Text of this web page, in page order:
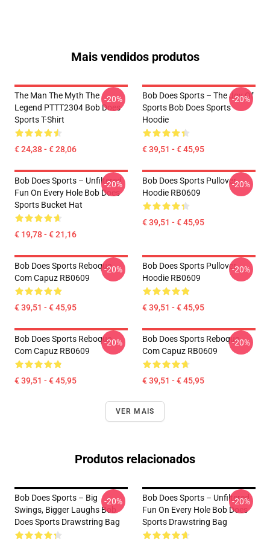
Mais vendidos produtos
The Man The Myth The
Legend PTTT2304 Bob Does
Sports T-Shirt
€ 24,38 - € 28,06
-20%
Bob Does Sports – The Joy Of
Sports Bob Does Sports
Hoodie
€ 39,51 - € 45,95
-20%
Bob Does Sports – Unfiltered
Fun On Every Hole Bob Does
Sports Bucket Hat
€ 19,78 - € 21,16
-20%
Bob Does Sports Pullover
Hoodie RB0609
€ 39,51 - € 45,95
-20%
Bob Does Sports Reboque
Com Capuz RB0609
€ 39,51 - € 45,95
-20%
Bob Does Sports Pullover
Hoodie RB0609
€ 39,51 - € 45,95
-20%
Bob Does Sports Reboque
Com Capuz RB0609
€ 39,51 - € 45,95
-20%
Bob Does Sports Reboque
Com Capuz RB0609
€ 39,51 - € 45,95
-20%
VER MAIS
Produtos relacionados
Bob Does Sports – Big
Swings, Bigger Laughs Bob
Does Sports Drawstring Bag
-20%
Bob Does Sports – Unfiltered
Fun On Every Hole Bob Does
Sports Drawstring Bag
-20%